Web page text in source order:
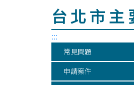
台北市
:::
常見問題
申請案件